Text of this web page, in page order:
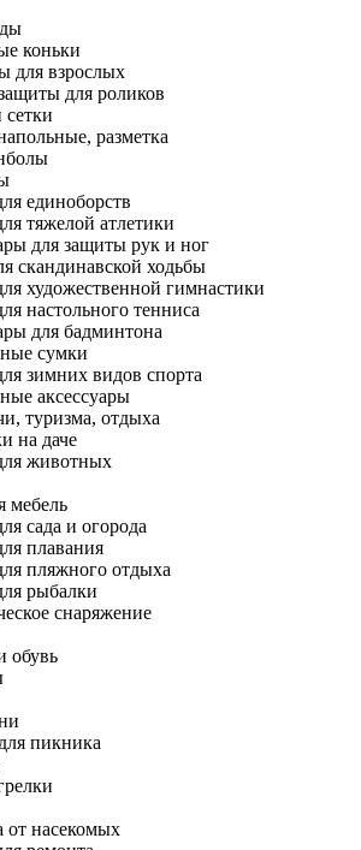
коньки
для взрослых
для роликов
разметка
единоборств
тяжелой атлетики
для защиты рук и ног
скандинавской ходьбы
художественной гимнастики
настольного тенниса
для бадминтона
сумки
зимних видов спорта
аксессуары
туризма, отдыха
на даче
животных
мебель
сада и огорода
плавания
пляжного отдыха
рыбалки
снаряжение
обувь
пикника
от насекомых